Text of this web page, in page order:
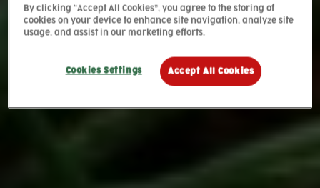
By clicking “Accept All Cookies”, you agree to the storing of
cookies on your device to enhance site navigation, analyze site
usage, and assist in our marketing efforts.
Accept All Cookies
Cookies Settings